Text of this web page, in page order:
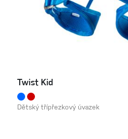
Twist Kid
Dětský třípřezkový úvazek